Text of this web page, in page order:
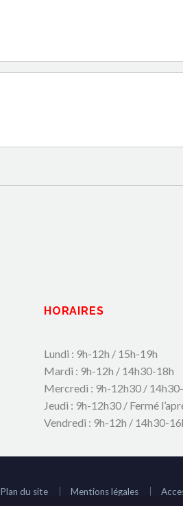
HORAIRES
Lundi : 9h-12h / 15h-19h
Mardi : 9h-12h / 14h30-18h
Mercredi : 9h-12h30 /
Jeudi : 9h-12h30 / Fermé
Vendredi : 9h-12h / 14h30-
Plan du site Mentions légales